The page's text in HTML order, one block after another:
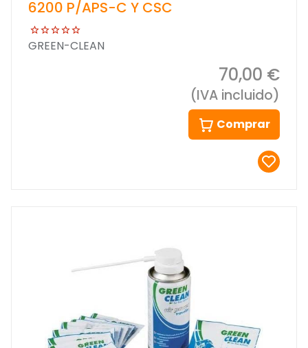
6200 P/APS-C Y CSC
GREEN-CLEAN
70,00 €
(IVA incluido)
Comprar